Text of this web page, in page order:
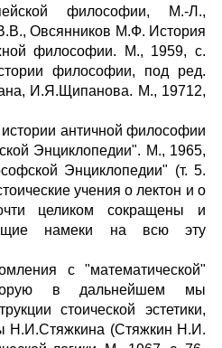
философии, М.-Л.,
Овсянников М.Ф. История
философии. М., 1959, с.
философии, под ред.
И.Я.Щипанова. М., 19712,
античной философии
Энциклопедии". М., 1965,
Энциклопедии" (т. 5.
учения о лектон и о
целиком сокращены и
намеки на всю эту
с "математической"
в дальнейшем мы
стоической эстетики,
Н.И.Стяжкина (Стяжкин Н.И.